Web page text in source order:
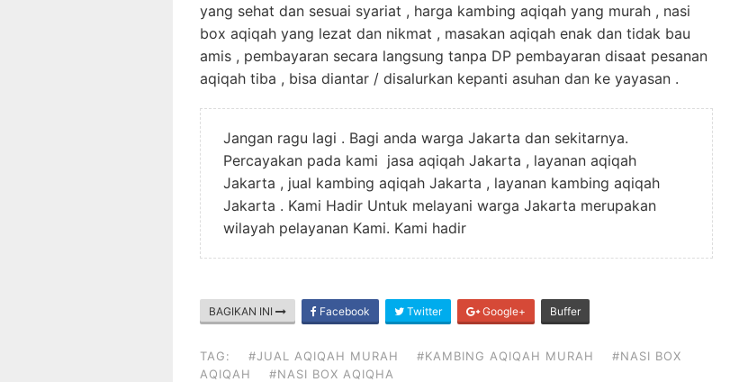
yang sehat dan sesuai syariat , harga kambing aqiqah yang murah , nasi
box aqiqah yang lezat dan nikmat , masakan aqiqah enak dan tidak bau
amis , pembayaran secara langsung tanpa DP pembayaran disaat pesanan
aqiqah tiba , bisa diantar / disalurkan kepanti asuhan dan ke yayasan .
Jangan ragu lagi . Bagi anda warga Jakarta dan sekitarnya.
Percayakan pada kami jasa aqiqah Jakarta , layanan aqiqah
Jakarta , jual kambing aqiqah Jakarta , layanan kambing aqiqah
Jakarta . Kami Hadir Untuk melayani warga Jakarta merupakan
wilayah pelayanan Kami. Kami hadir
BAGIKAN INI Facebook Twitter Google+ Buffer
TAG: #JUAL AQIQAH MURAH #KAMBING AQIQAH MURAH
#NASI BOX
AQIQAH
#NASI BOX AQIQHA